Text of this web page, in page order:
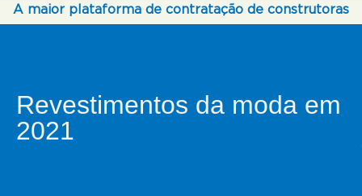
A maior plataforma de contratação de construtoras
Revestimentos da moda em
2021